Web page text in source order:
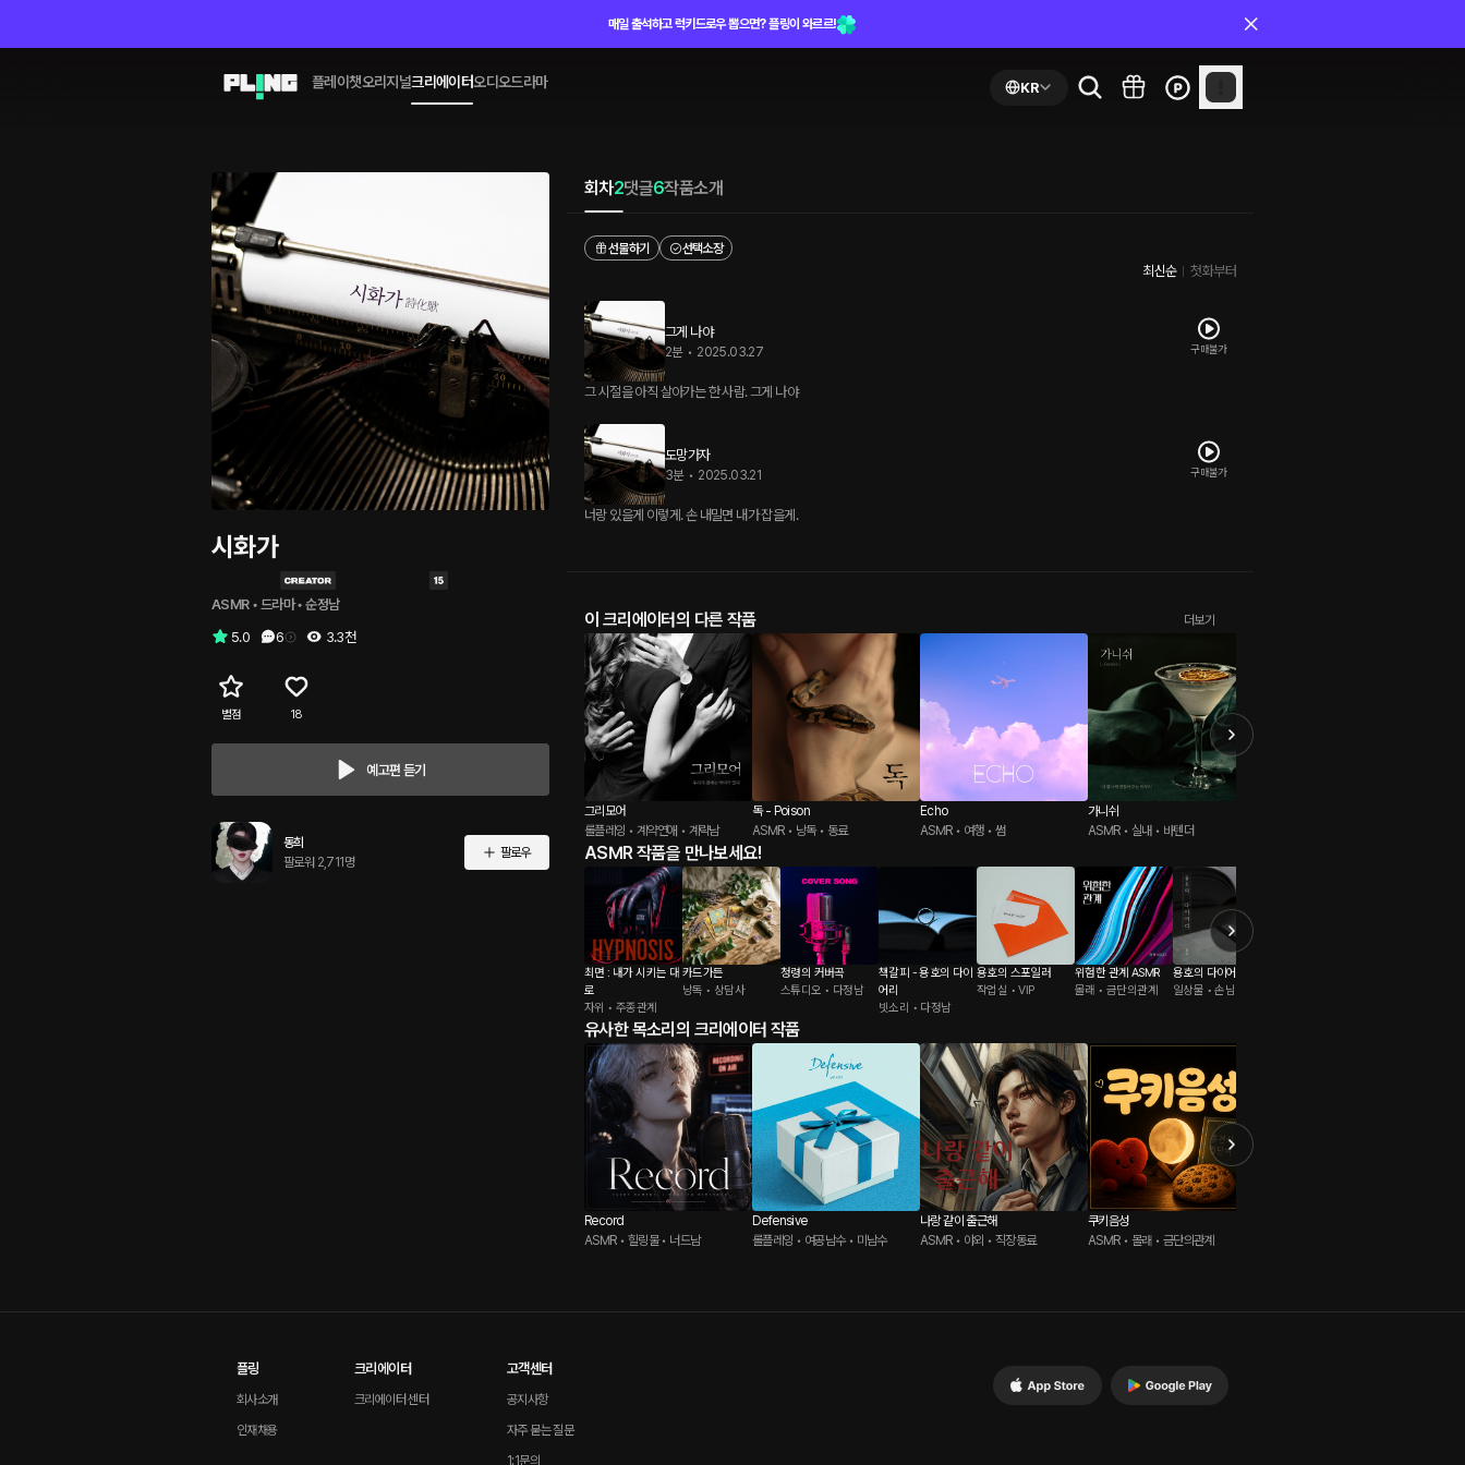
매일 출석하고 럭키드로우 뽑으면? 플링이 와르르!
플레이챗오리지널크리에이터오디오드라마 KR
시화가
ASMR • 드라마 • 순정남
5.0
6 3.3천
별점 18
동희
팔로워 2,711명
팔로우
예고편 듣기
회차2댓글6작품소개
선물하기 선택소장
최신순 첫화부터
그게 나야
2분 • 2025.03.27 구매불가
그 시절을 아직 살아가는 한 사람. 그게 나야
도망가자
3분 • 2025.03.21 구매불가
너랑 있을게 이렇게. 손 내밀면 내가 잡을게.
이 크리에이터의 다른 작품 더보기
그리모어
롤플레잉 • 계약연애 • 계략남
독 - Poison
ASMR • 낭독 • 동료
Echo
ASMR • 여행 • 썸
가니쉬
ASMR • 실내 • 바텐더
ASMR 작품을 만나보세요!
최면 : 내가 시키는 대
로
자위 • 주종관계
카드가든
낭독 • 상담사
청령의 커버곡
스튜디오 • 다정남
책갈피 - 용호의 다이
어리
빗소리 • 다정남
용호의 스포일러
작업실 • VIP
위험한 관계 ASMR
몰래 • 금단의관계
용호의 다이어리
일상물 • 손님
유사한 목소리의 크리에이터 작품
Record
ASMR • 힐링물 • 너드남
Defensive
롤플레잉 • 여공남수 • 미남수
나랑 같이 출근해
ASMR • 야외 • 직장동료
쿠키음성
ASMR • 몰래 • 금단의관계
플링
회사소개
인재채용
크리에이터
크리에이터 센터
고객센터
공지사항
자주 묻는 질문
1:1문의